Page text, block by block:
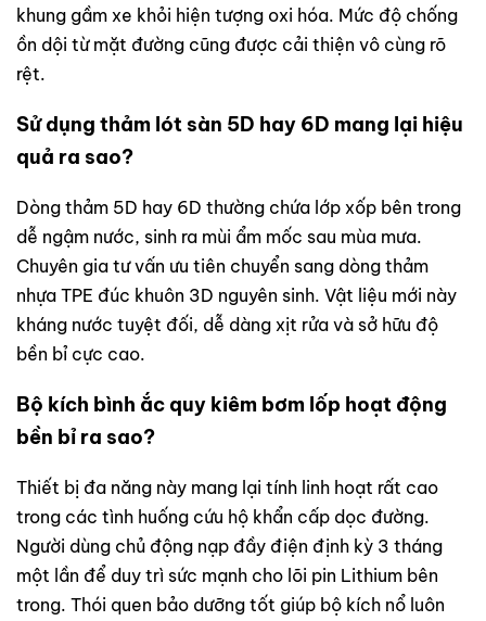
khung gầm xe khỏi hiện tượng oxi hóa. Mức độ chống
ồn dội từ mặt đường cũng được cải thiện vô cùng rõ
rệt.
Sử dụng thảm lót sàn 5D hay 6D mang lại hiệu
quả ra sao?
Dòng thảm 5D hay 6D thường chứa lớp xốp bên trong
dễ ngậm nước, sinh ra mùi ẩm mốc sau mùa mưa.
Chuyên gia tư vấn ưu tiên chuyển sang dòng thảm
nhựa TPE đúc khuôn 3D nguyên sinh. Vật liệu mới này
kháng nước tuyệt đối, dễ dàng xịt rửa và sở hữu độ
bền bỉ cực cao.
Bộ kích bình ắc quy kiêm bơm lốp hoạt động
bền bỉ ra sao?
Thiết bị đa năng này mang lại tính linh hoạt rất cao
trong các tình huống cứu hộ khẩn cấp dọc đường.
Người dùng chủ động nạp đầy điện định kỳ 3 tháng
một lần để duy trì sức mạnh cho lõi pin Lithium bên
trong. Thói quen bảo dưỡng tốt giúp bộ kích nổ luôn